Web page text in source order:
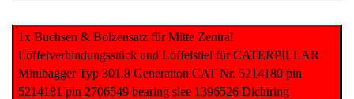
1x Buchsen & Bolzensatz für Mitte Zentral
Löffelverbindungsstück und Löffelstiel für CATERPILLAR
Minibagger Typ 301.8 Generation CAT Nr. 5214180 pin
5214181 pin 2706549 bearing slee 1396526 Dichtring